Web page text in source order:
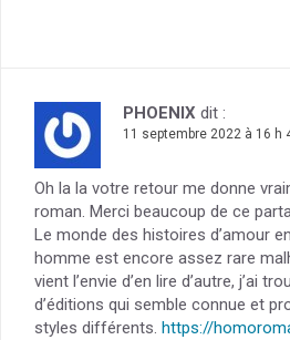
PHOENIX dit :
11 septembre 2022 à 16 h
Oh la la votre retour me donne
roman. Merci beaucoup de ce
Le monde des histoires d’amour
homme est encore assez rare
vient l’envie d’en lire d’autre, j’ai
d’éditions qui semble connue et
styles différents. https://